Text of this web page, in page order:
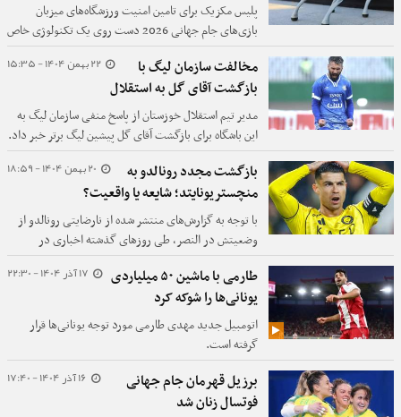
پلیس مکزیک برای تامین امنیت ورزشگاه‌های میزبان
بازی‌های جام جهانی 2026 دست روی یک تکنولوژی خاص
و جدید گذاشته است.
22 بهمن 1404 - 15:35
مخالفت سازمان لیگ با
بازگشت آقای گل به استقلال
مدیر تیم استقلال خوزستان از پاسخ منفی سازمان لیگ به
این باشگاه برای بازگشت آقای گل پیشین لیگ برتر خبر داد.
20 بهمن 1404 - 18:59
بازگشت مجدد رونالدو به
منچستریونایتد؛ شایعه یا واقعیت؟
با توجه به گزارش‌های منتشر شده از نارضایتی رونالدو از
وضعیتش در النصر، طی روزهای گذشته اخباری در
خصوص جدایی احتمالی کریستیانو از النصر و مقاصد او
در اروپا نیز منتشر شده است. موضوعی که در این گزارش
آن را بررسی می‌کنیم.
17 آذر 1404 - 22:30
طارمی با ماشین ۵۰ میلیاردی
یونانی‌ها را شوکه کرد
اتومبیل جدید مهدی طارمی مورد توجه یونانی‌ها قرار
گرفته است.
16 آذر 1404 - 17:40
برزیل قهرمان جام جهانی
فوتسال زنان شد